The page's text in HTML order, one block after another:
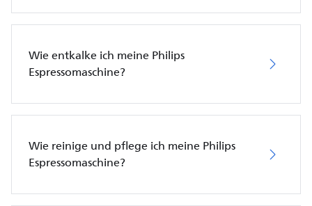
Wie entkalke ich meine Philips
Espressomaschine?
Wie reinige und pflege ich meine Philips
Espressomaschine?